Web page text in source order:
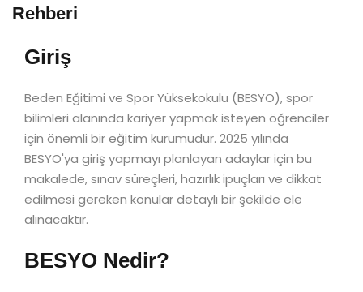
Rehberi
Giriş
Beden Eğitimi ve Spor Yüksekokulu (BESYO), spor
bilimleri alanında kariyer yapmak isteyen öğrenciler
için önemli bir eğitim kurumudur. 2025 yılında
BESYO'ya giriş yapmayı planlayan adaylar için bu
makalede, sınav süreçleri, hazırlık ipuçları ve dikkat
edilmesi gereken konular detaylı bir şekilde ele
alınacaktır.
BESYO Nedir?